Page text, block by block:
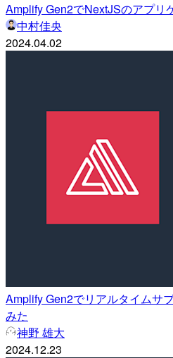
Amplify Gen2でNextJSのアプリ
中村佳央
2024.04.02
Amplify Gen2でリアルタイムサ
みた
神野 雄大
2024.12.23